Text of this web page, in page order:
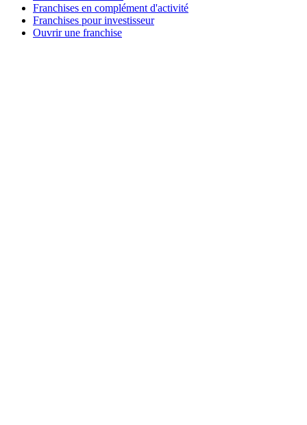
Franchises en complément d'activité
Franchises pour investisseur
Ouvrir une franchise